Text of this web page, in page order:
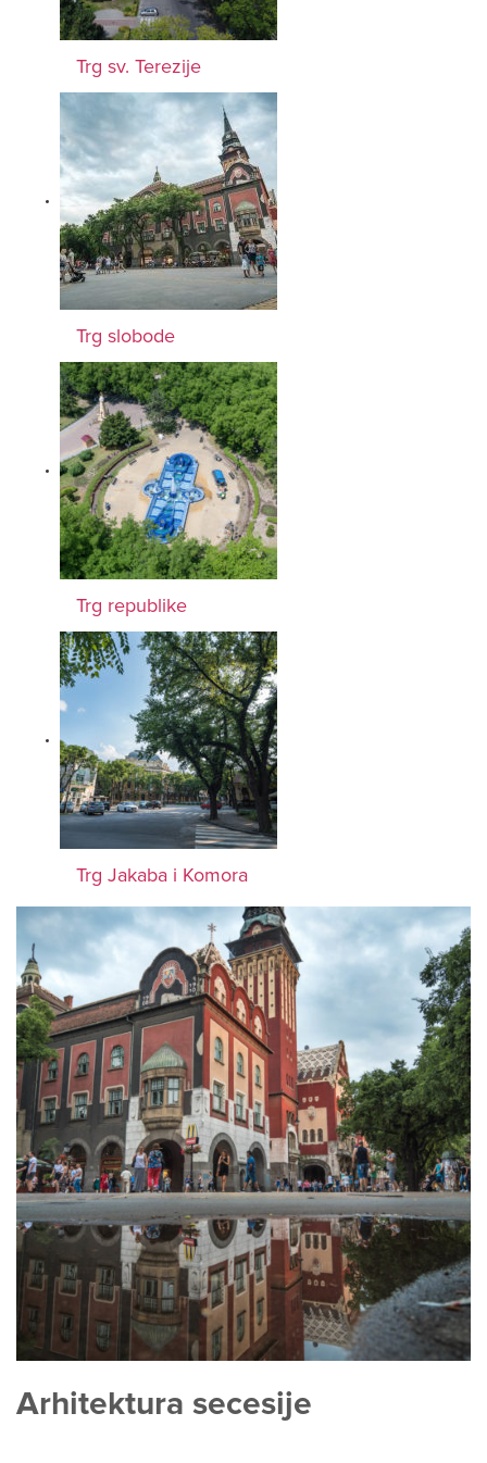
Trg sv. Terezije
Trg slobode
Trg republike
Trg Jakaba i Komora
Arhitektura secesije